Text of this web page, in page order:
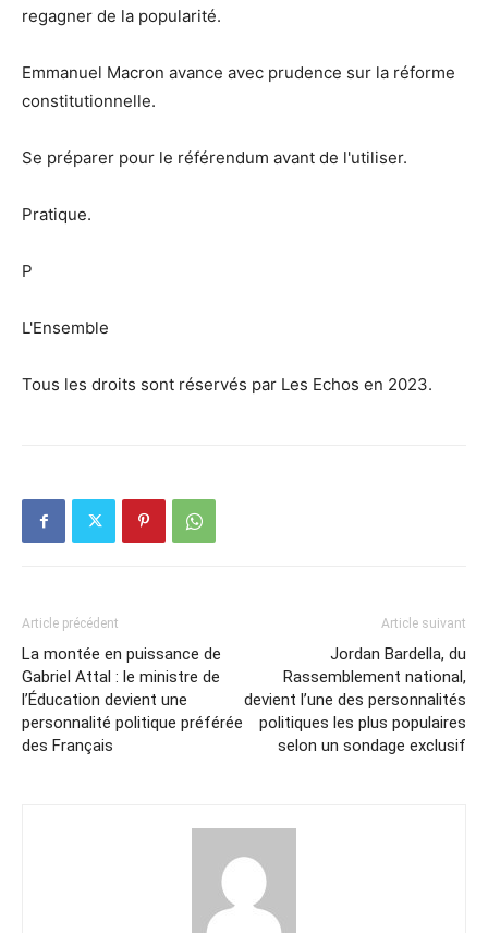
regagner de la popularité.
Emmanuel Macron avance avec prudence sur la réforme
constitutionnelle.
Se préparer pour le référendum avant de l'utiliser.
Pratique.
P
L'Ensemble
Tous les droits sont réservés par Les Echos en 2023.
Article précédent
La montée en puissance de
Gabriel Attal : le ministre de
l’Éducation devient une
personnalité politique préférée
des Français
Article suivant
Jordan Bardella, du
Rassemblement national,
devient l’une des personnalités
politiques les plus populaires
selon un sondage exclusif